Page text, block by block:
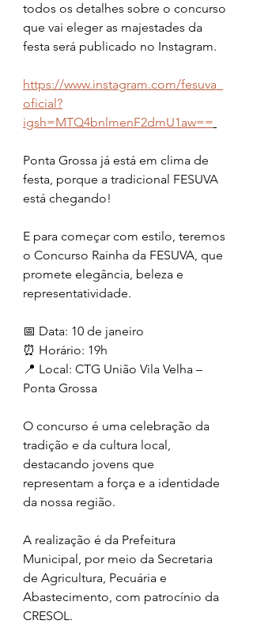
todos os detalhes sobre o concurso
que vai eleger as majestades da
festa será publicado no Instagram.
https://www.instagram.com/fesuva_
oficial?
igsh=MTQ4bnlmenF2dmU1aw==
Ponta Grossa já está em clima de
festa, porque a tradicional FESUVA
está chegando!
E para começar com estilo, teremos
o Concurso Rainha da FESUVA, que
promete elegância, beleza e
representatividade.
📅 Data: 10 de janeiro
⏰ Horário: 19h
📍 Local: CTG União Vila Velha –
Ponta Grossa
O concurso é uma celebração da
tradição e da cultura local,
destacando jovens que
representam a força e a identidade
da nossa região.
A realização é da Prefeitura
Municipal, por meio da Secretaria
de Agricultura, Pecuária e
Abastecimento, com patrocínio da
CRESOL.